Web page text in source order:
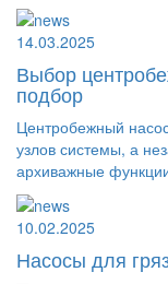
14.03.2025
Выбор
подбор
Центробежный
узлов системы, а
архиважные
10.02.2025
Насосы для